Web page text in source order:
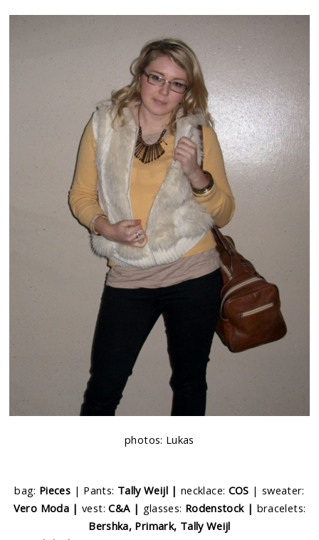
photos: Lukas
bag: Pieces | Pants: Tally Weijl | necklace: COS | sweater:
Vero Moda |vest:C&A | glasses: Rodenstock | bracelets:
Bershka, Primark, Tally Weijl